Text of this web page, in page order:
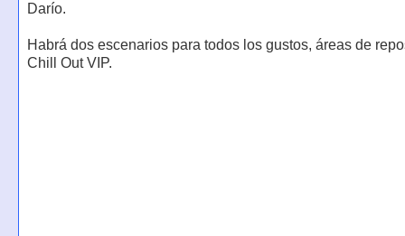
Darío.
Habrá dos escenarios para todos los gustos, áreas de
Chill Out VIP.